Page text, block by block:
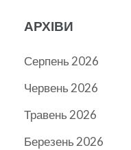
АРХІВИ
Серпень 2026
Червень 2026
Травень 2026
Березень 2026